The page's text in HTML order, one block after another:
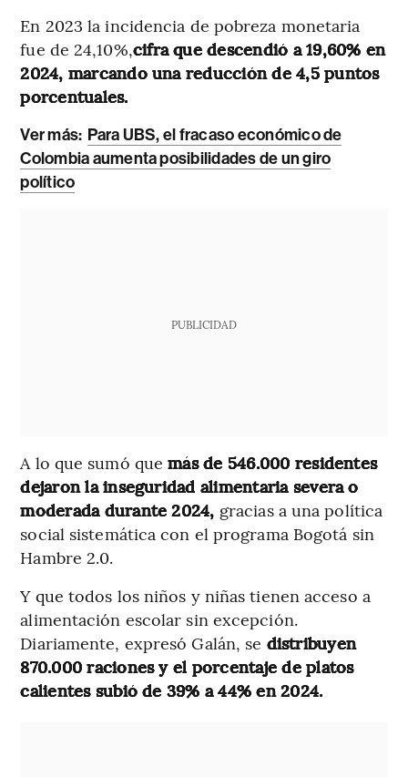
En 2023 la incidencia de pobreza monetaria
fue de 24,10%,cifra que descendió a 19,60% en
2024, marcando una reducción de 4,5 puntos
porcentuales.
Ver más: Para UBS, el fracaso económico de
Colombia aumenta posibilidades de un giro
político
PUBLICIDAD
A lo que sumó quemás de 546.000 residentes
dejaron la inseguridad alimentaria severa o
moderada durante 2024, gracias a una política
social sistemática con el programa Bogotá sin
Hambre 2.0.
Y que todos los niños y niñas tienen acceso a
alimentación escolar sin excepción.
Diariamente, expresó Galán, se distribuyen
870.000 raciones y el porcentaje de platos
calientes subió de 39% a 44% en 2024.